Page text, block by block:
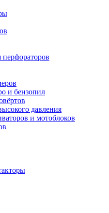
и бензопил
давления
и мотоблоков